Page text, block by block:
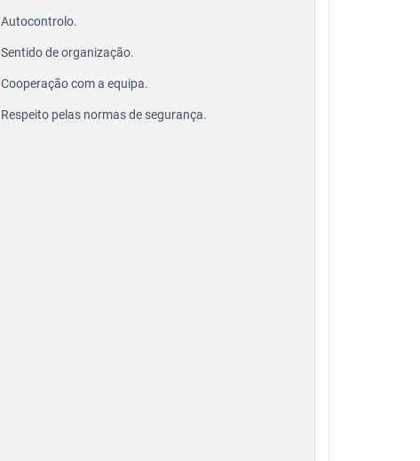
Autocontrolo.
Sentido de organização.
Cooperação com a equipa.
Respeito pelas normas de segurança.